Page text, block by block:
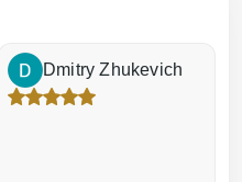
Dmitry Zhukevich